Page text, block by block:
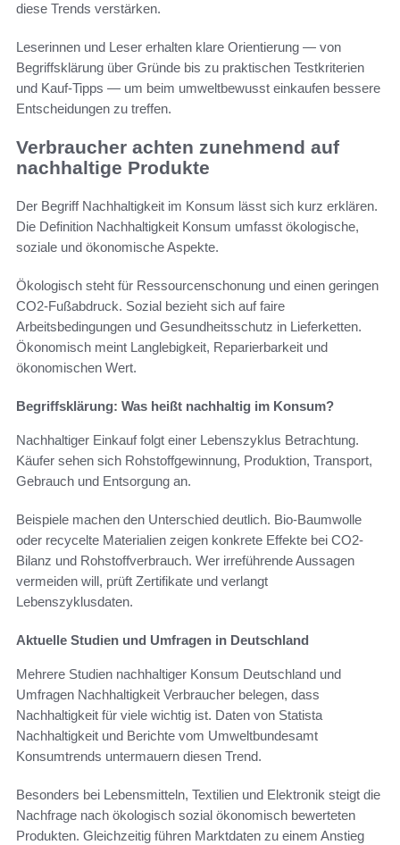
diese Trends verstärken.
Leserinnen und Leser erhalten klare Orientierung — von
Begriffsklärung über Gründe bis zu praktischen Testkriterien
und Kauf-Tipps — um beim umweltbewusst einkaufen bessere
Entscheidungen zu treffen.
Verbraucher achten zunehmend auf
nachhaltige Produkte
Der Begriff Nachhaltigkeit im Konsum lässt sich kurz erklären.
Die Definition Nachhaltigkeit Konsum umfasst ökologische,
soziale und ökonomische Aspekte.
Ökologisch steht für Ressourcenschonung und einen geringen
CO2-Fußabdruck. Sozial bezieht sich auf faire
Arbeitsbedingungen und Gesundheitsschutz in Lieferketten.
Ökonomisch meint Langlebigkeit, Reparierbarkeit und
ökonomischen Wert.
Begriffsklärung: Was heißt nachhaltig im Konsum?
Nachhaltiger Einkauf folgt einer Lebenszyklus Betrachtung.
Käufer sehen sich Rohstoffgewinnung, Produktion, Transport,
Gebrauch und Entsorgung an.
Beispiele machen den Unterschied deutlich. Bio-Baumwolle
oder recycelte Materialien zeigen konkrete Effekte bei CO2-
Bilanz und Rohstoffverbrauch. Wer irreführende Aussagen
vermeiden will, prüft Zertifikate und verlangt
Lebenszyklusdaten.
Aktuelle Studien und Umfragen in Deutschland
Mehrere Studien nachhaltiger Konsum Deutschland und
Umfragen Nachhaltigkeit Verbraucher belegen, dass
Nachhaltigkeit für viele wichtig ist. Daten von Statista
Nachhaltigkeit und Berichte vom Umweltbundesamt
Konsumtrends untermauern diesen Trend.
Besonders bei Lebensmitteln, Textilien und Elektronik steigt die
Nachfrage nach ökologisch sozial ökonomisch bewerteten
Produkten. Gleichzeitig führen Marktdaten zu einem Anstieg